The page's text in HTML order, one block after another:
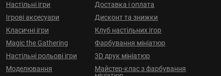
Настільні ігри
Ігрові аксесуари
Класичні ігри
Magic the Gathering
Настільні рольові ігри
Моделювання
Доставка і оплата
Дисконт та знижки
Клуб настільних ігор
Фарбування мініатюр
3D друк мініатюр
Майстер-клас з фарбування